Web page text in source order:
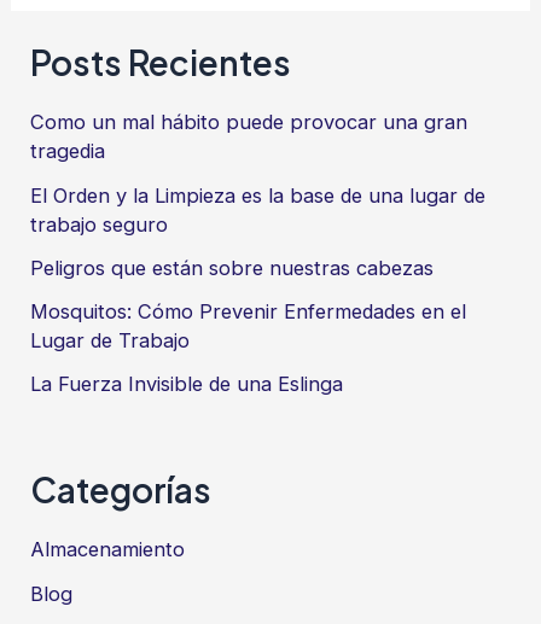
tecnología
AWS
Web
Posts Recientes
Como un mal hábito puede provocar una gran
tragedia
El Orden y la Limpieza es la base de una lugar de
trabajo seguro
Peligros que están sobre nuestras cabezas
Mosquitos: Cómo Prevenir Enfermedades en el
Lugar de Trabajo
La Fuerza Invisible de una Eslinga
Categorías
Almacenamiento
Blog